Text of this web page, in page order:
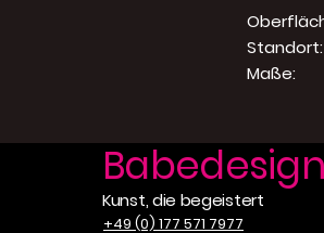
Babedesign
Kunst, die begeistert
+49 (0) 177 571 7977